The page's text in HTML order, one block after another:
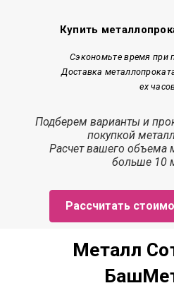
Купить
Сэкономьте время при
Доставка
ех
Подберем варианты и
покупкой
Расчетвашего объема
больше 10
Рассчитать
Металл